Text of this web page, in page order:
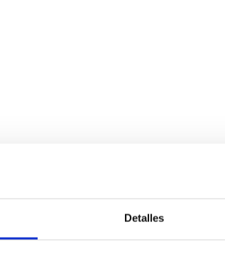
Detalles